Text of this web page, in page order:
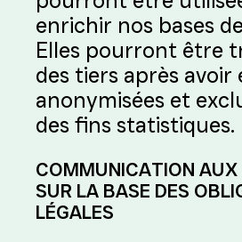
enrichir nos bases
Elles pourront être
des tiers après avoir
anonymisées et
des fins statistiques.
COMMUNICATION AUX
SUR LA BASE DES
LÉGALES